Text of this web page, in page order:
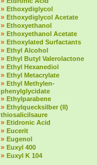
» Ethoxydiglycol
» Ethoxydiglycol Acetate
» Ethoxyethanol
» Ethoxyethanol Acetate
» Ethoxylated Surfactants
» Ethyl Alcohol
» Ethyl Butyl Valerolactone
» Ethyl Hexanediol
» Ethyl Metacrylate
» Ethyl Methylen-
phenylglycidate
» Ethylparabene
» Ethylquecksilber (II)
thiosalicilsaure
» Etidronic Acid
» Eucerit
» Eugenol
» Euxyl 400
» Euxyl K 104